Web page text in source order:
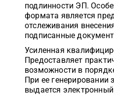
подлинности ЭП.
формата является
отслеживания
подписанные
Усиленная
Предоставляет
возможности в
При ее генерировании
выдается